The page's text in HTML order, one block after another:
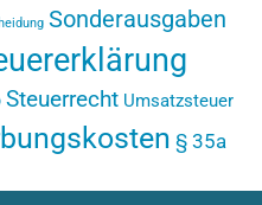
Sonderausgaben
Steuerrecht Umsatzsteuer
§ 35a